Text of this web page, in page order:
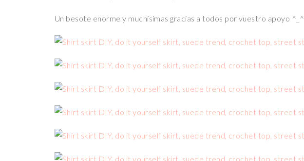
Un besote enorme y muchísimas gracias a todos por vuestro apoyo ^_^